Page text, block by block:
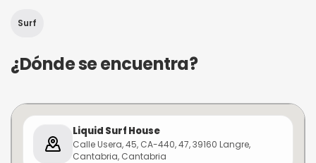
Surf
¿Dónde se encuentra?
Liquid Surf House
Calle Usera, 45, CA-440, 47, 39160 Langre,
Cantabria, Cantabria